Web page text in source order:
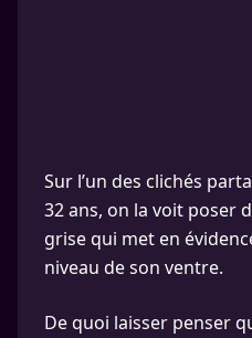
Sur l’un des clichés
32 ans, on la voit poser
grise qui met en
niveau de son ventre.
De quoi laisser penser